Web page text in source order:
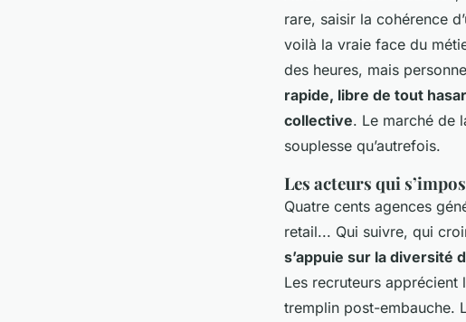
rare, saisir la cohérence
voilà la vraie face du
des heures, mais
rapide, libre de tout
collective. Le marché de
souplesse qu’autrefois.
Les acteurs qui
Quatre cents agences
retail... Qui suivre, qui
s’appuie sur la diversité
Les recruteurs
tremplin post-embauche.